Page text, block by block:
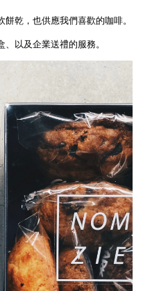
餅乾 ，也供應我們喜歡的咖啡。
以及企業送禮的服務。